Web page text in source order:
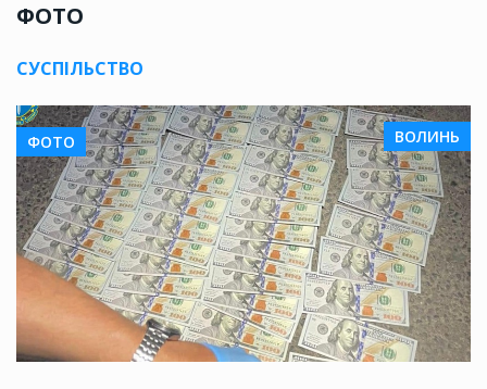
ФОТО
СУСПІЛЬСТВО
ФОТО ВОЛИНЬ